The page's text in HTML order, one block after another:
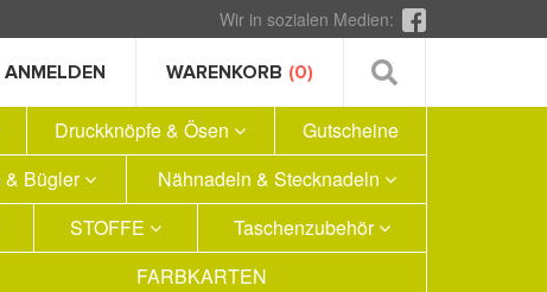
Wir in sozialen Medien:
ANMELDEN WARENKORB (0)
Druckknöpfe & Ösen
Gutscheine
& Bügler
Nähnadeln & Stecknadeln
STOFFE
Taschenzubehör
FARBKARTEN